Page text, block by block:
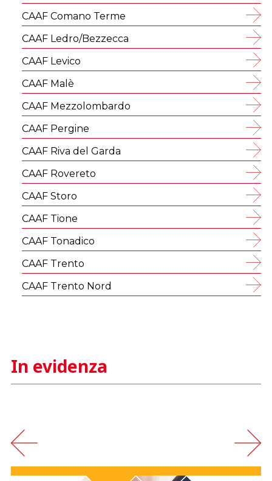
CAAF Comano Terme
CAAF Ledro/Bezzecca
CAAF Levico
CAAF Malè
CAAF Mezzolombardo
CAAF Pergine
CAAF Riva del Garda
CAAF Rovereto
CAAF Storo
CAAF Tione
CAAF Tonadico
CAAF Trento
CAAF Trento Nord
In evidenza
‹ ›